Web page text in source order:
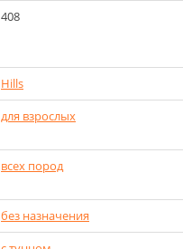
408
Hills
для взрослых
всех пород
без назначения